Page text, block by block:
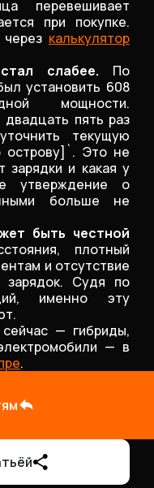
перевешивает
при покупке.
через калькулятор
слабее. По
установить 608
мощности.
пять раз
текущую
острову]`. Это не
зарядки и какая у
утверждение о
больше не
быть честной
плотный
и отсутствие
зарядок. Судя по
именно эту
— гибриды,
— в
.